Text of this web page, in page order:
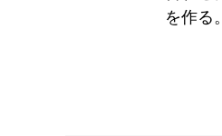
を作る。